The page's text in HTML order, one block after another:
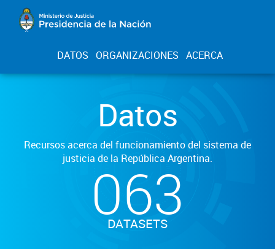
DATOS ORGANIZACIONES ACERCA
Datos
Recursos acerca del funcionamiento del sistema de
justicia de la República Argentina.
063
DATASETS